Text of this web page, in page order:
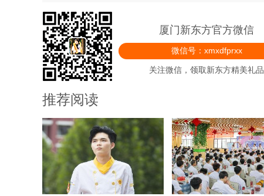
厦门新东方官方微信
微信号：xmxdfprxx
关注微信，领取新东方精美礼品
推荐阅读